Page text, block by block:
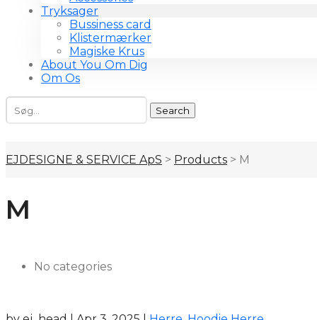
Tryksager
Bussiness card
Klistermærker
Magiske Krus
About You Om Dig
Om Os
Search
for:
EJDESIGNE & SERVICE ApS > Products > M
M
No categories